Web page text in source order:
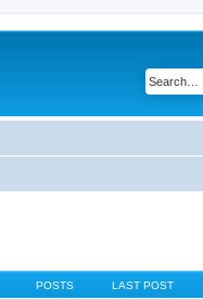
POSTS LAST POST